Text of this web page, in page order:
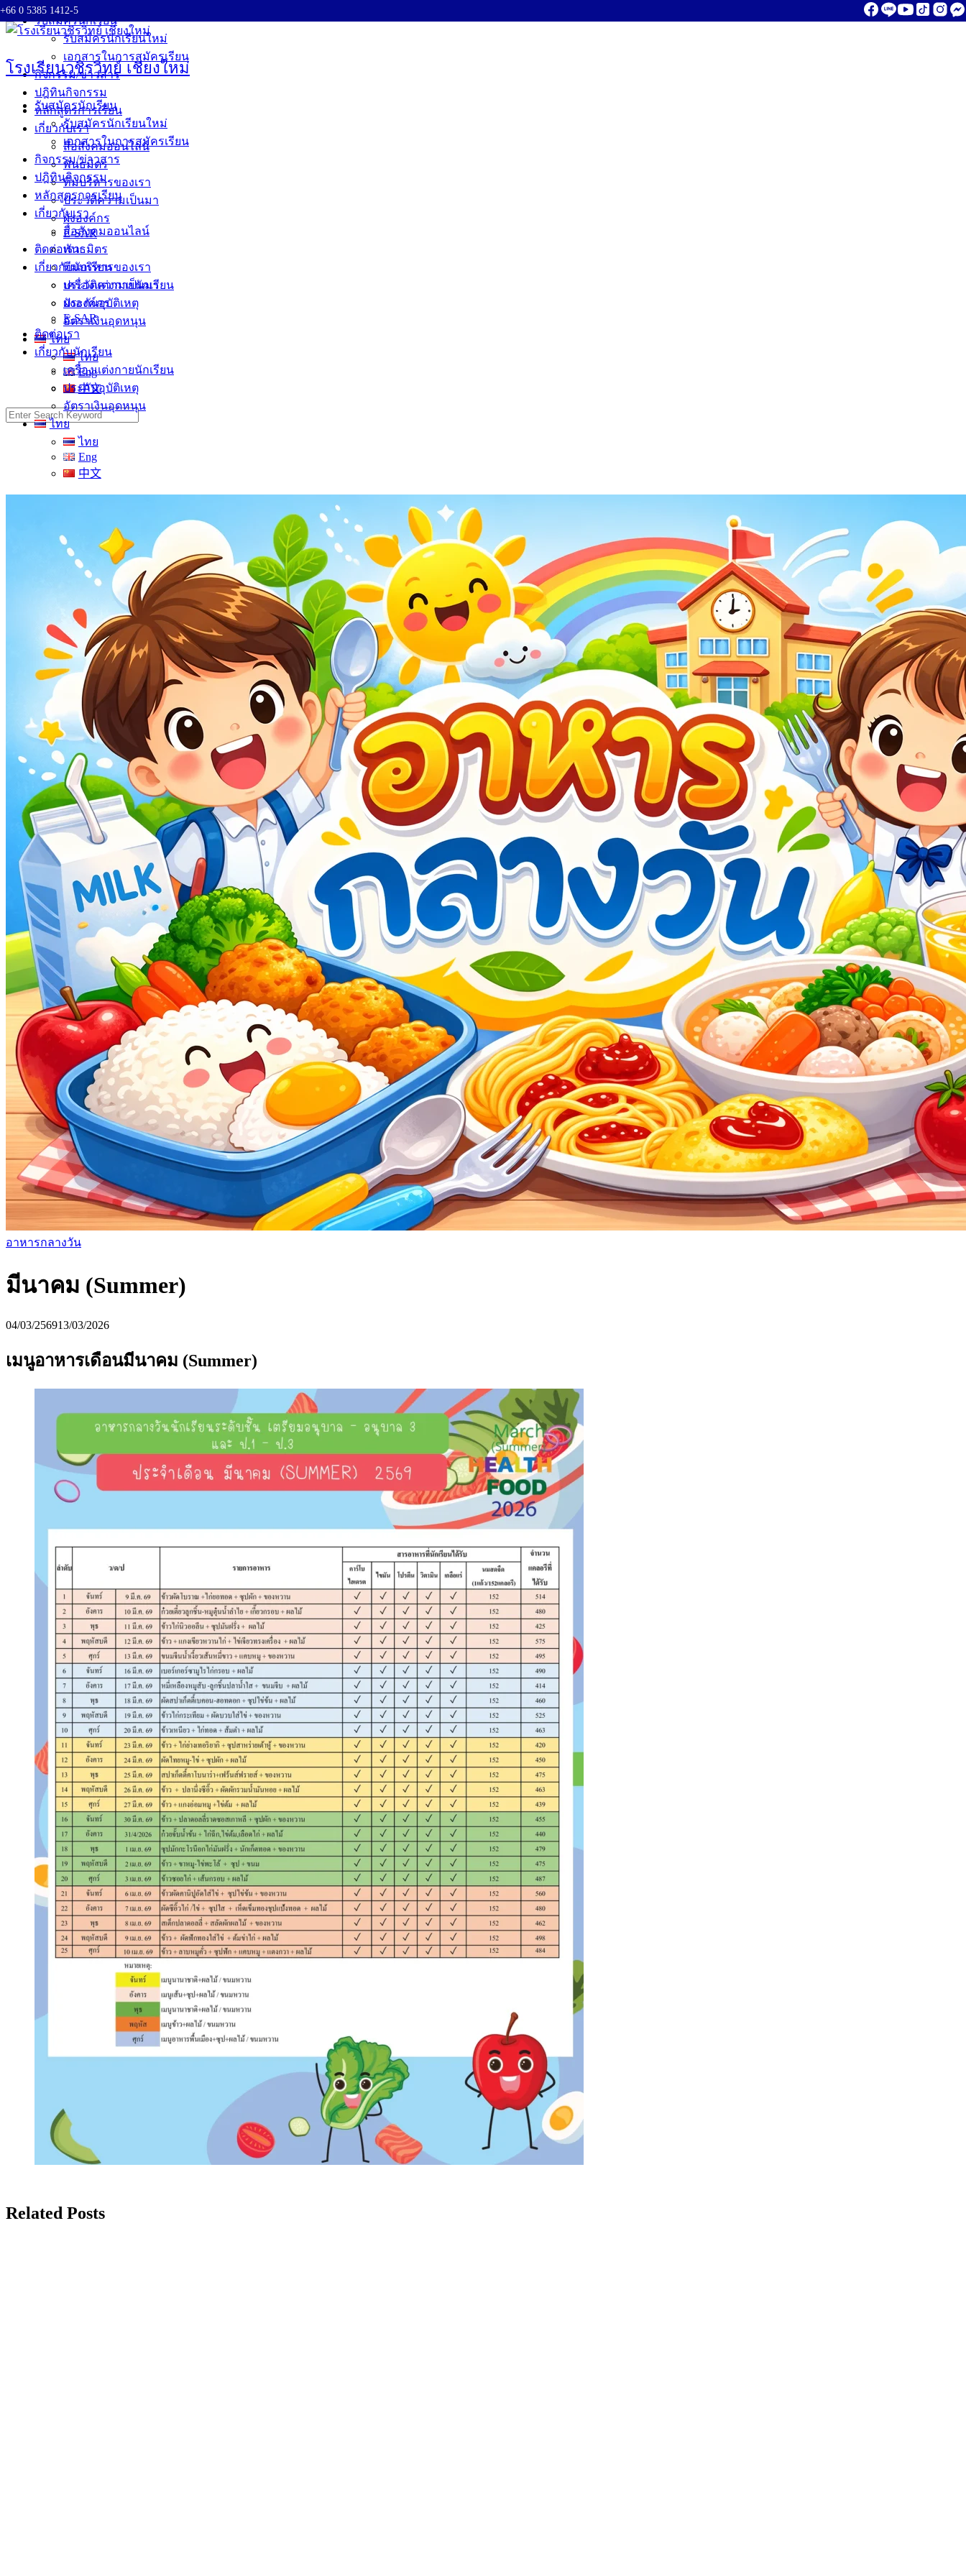
Skip
to
+66 0 5385 1412-5
โรงเรียนวชิรวิทย์ เชียงใหม่
รับสมัครนักเรียน
รับสมัครนักเรียนใหม่
เอกสารในการสมัครเรียน
กิจกรรม/ข่าวสาร
ปฎิทินกิจกรรม
หลักสูตรการเรียน
เกี่ยวกับเรา
สื่อสังคมออนไลน์
พันธมิตร
ทีมบริหารของเรา
ประวัติความเป็นมา
ผังองค์กร
E-SAR
ติดต่อเรา
เกี่ยวกับนักเรียน
เครื่องแต่งกายนักเรียน
ประกันอุบัติเหตุ
อัตราเงินอุดหนุน
ไทย
ไทย
Eng
中文
รับสมัครนักเรียน
รับสมัครนักเรียนใหม่
เอกสารในการสมัครเรียน
กิจกรรม/ข่าวสาร
ปฎิทินกิจกรรม
หลักสูตรการเรียน
เกี่ยวกับเรา
สื่อสังคมออนไลน์
พันธมิตร
ทีมบริหารของเรา
ประวัติความเป็นมา
ผังองค์กร
E-SAR
ติดต่อเรา
เกี่ยวกับนักเรียน
เครื่องแต่งกายนักเรียน
ประกันอุบัติเหตุ
อัตราเงินอุดหนุน
ไทย
ไทย
Eng
中文
Search
for:
อาหารกลางวัน
มีนาคม (Summer)
04/03/256913/03/2026
เมนูอาหารเดือนมีนาคม (Summer)
Related Posts